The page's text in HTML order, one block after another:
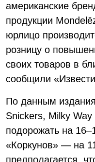
американские
продукции
юрлицо
розницу о
своих товаров в
сообщили
По данным
Snickers, Milky Way
подорожать на
«Коркунов» — на
предполагается,